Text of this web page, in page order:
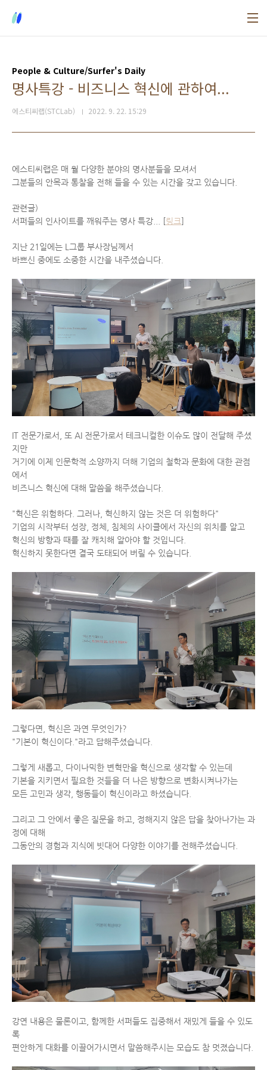
People & Culture/Surfer's Daily
명사특강 - 비즈니스 혁신에 관하여...
에스티씨랩(STCLab) 2022. 9. 22. 15:29
에스티씨랩은 매 월 다양한 분야의 명사분들을 모셔서
그분들의 안목과 통찰을 전해 들을 수 있는 시간을 갖고 있습니다.
관련글)
서퍼들의 인사이트를 깨워주는 명사 특강... [링크]
지난 21일에는 L그룹 부사장님께서
바쁘신 중에도 소중한 시간을 내주셨습니다.
IT 전문가로서, 또 AI 전문가로서 테크니컬한 이슈도 많이 전달해 주셨
지만
거기에 이제 인문학적 소양까지 더해 기업의 철학과 문화에 대한 관점
에서
비즈니스 혁신에 대해 말씀을 해주셨습니다.
"혁신은 위험하다. 그러나, 혁신하지 않는 것은 더 위험하다"
기업의 시작부터 성장, 정체, 침체의 사이클에서 자신의 위치를 알고
혁신의 방향과 때를 잘 캐치해 알아야 할 것입니다.
혁신하지 못한다면 결국 도태되어 버릴 수 있습니다.
그렇다면, 혁신은 과연 무엇인가?
"기본이 혁신이다."라고 답해주셨습니다.
그렇게 새롭고, 다이나믹한 변혁만을 혁신으로 생각할 수 있는데
기본을 지키면서 필요한 것들을 더 나은 방향으로 변화시켜나가는
모든 고민과 생각, 행동들이 혁신이라고 하셨습니다.
그리고 그 안에서 좋은 질문을 하고, 정해지지 않은 답을 찾아나가는 과
정에 대해
그동안의 경험과 지식에 빗대어 다양한 이야기를 전해주셨습니다.
강연 내용은 물론이고, 함께한 서퍼들도 집중해서 재밌게 들을 수 있도
록
편안하게 대화를 이끌어가시면서 말씀해주시는 모습도 참 멋졌습니다.